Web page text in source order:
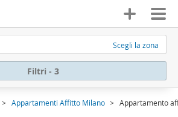
Scegli la zona
Filtri - 3
Appartamenti Affitto Milano Appartamento